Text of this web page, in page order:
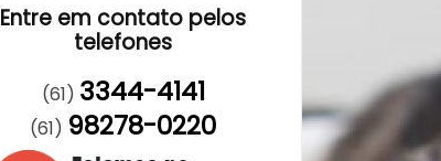
Entre em contato pelos
telefones
(61) 3344-4141
(61) 98278-0220